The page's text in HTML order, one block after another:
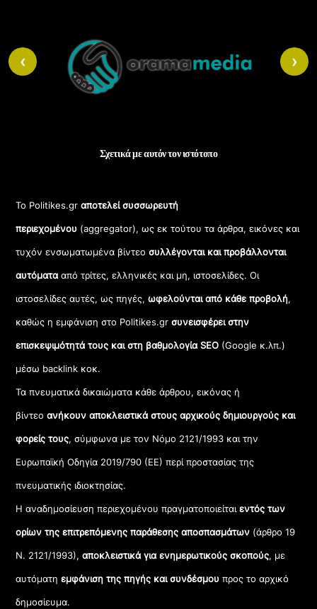
Top
Σχετικά με αυτόν τον ιστότοπο
Το Politikes.grαποτελεί συσσωρευτή
περιεχομένου (aggregator), ως εκ τούτου τα άρθρα, εικόνες και
τυχόν ενσωματωμένα βίντεοσυλλέγονται και προβάλλονται
αυτόματααπό τρίτες, ελληνικές και μη, ιστοσελίδες. Οι
ιστοσελίδες αυτές, ως πηγές,ωφελούνται από κάθε προβολή,
καθώς η εμφάνιση στο Politikes.gr συνεισφέρει στην
επισκεψιμότητά τους και στη βαθμολογία SEO (Google κ.λπ.)
μέσω backlink κοκ.
Τα πνευματικά δικαιώματα κάθε άρθρου, εικόνας ή
βίντεοανήκουν αποκλειστικά στους αρχικούς δημιουργούς και
φορείς τους, σύμφωνα με τον Νόμο 2121/1993 και την
Ευρωπαϊκή Οδηγία 2019/790 (ΕΕ) περί προστασίας της
πνευματικής ιδιοκτησίας.
Η αναδημοσίευση περιεχομένου πραγματοποιείταιεντός των
ορίων της επιτρεπόμενης παράθεσης αποσπασμάτων (άρθρο 19
Ν. 2121/1993), αποκλειστικά για ενημερωτικούς σκοπούς, με
αυτόματηεμφάνιση της πηγής και συνδέσμου προς το αρχικό
δημοσίευμα.
‹ ›